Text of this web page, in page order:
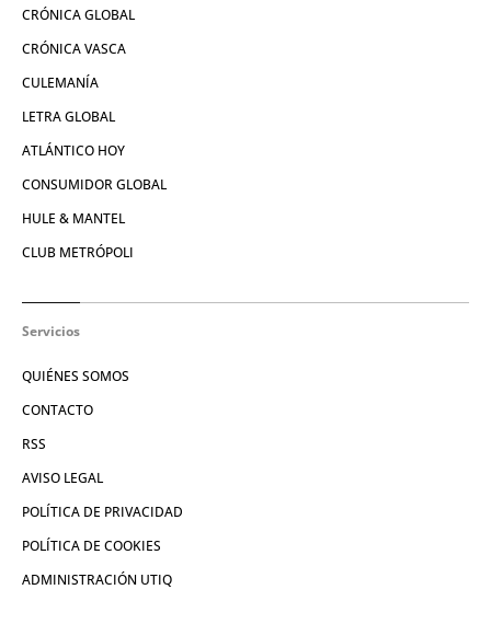
CRÓNICA GLOBAL
CRÓNICA VASCA
CULEMANÍA
LETRA GLOBAL
ATLÁNTICO HOY
CONSUMIDOR GLOBAL
HULE & MANTEL
CLUB METRÓPOLI
Servicios
QUIÉNES SOMOS
CONTACTO
RSS
AVISO LEGAL
POLÍTICA DE PRIVACIDAD
POLÍTICA DE COOKIES
ADMINISTRACIÓN UTIQ